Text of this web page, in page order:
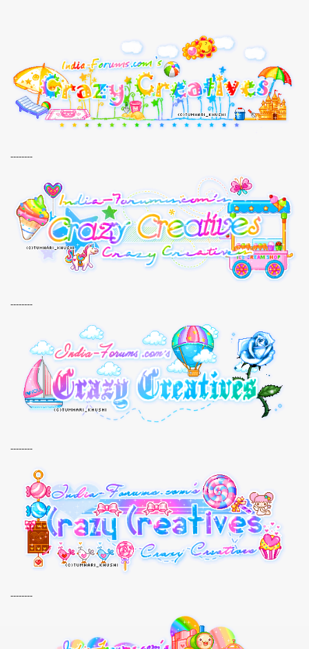
--------
--------
--------
--------